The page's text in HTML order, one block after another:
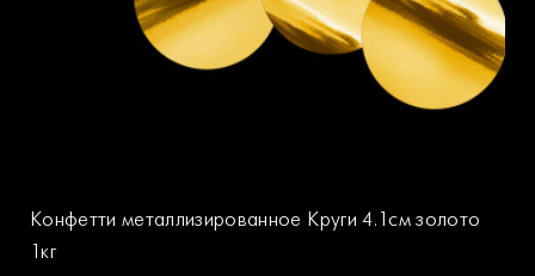
Конфетти металлизированное Круги 4.1см золото
1кг